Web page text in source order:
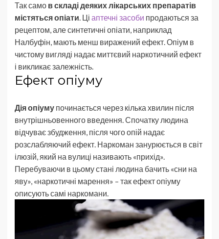
Так само в складі деяких лікарських препаратів
містяться опіати. Ці аптечні засоби продаються за
рецептом, але синтетичні опіати, наприклад
Налбуфін, мають менш виражений ефект. Опіум в
чистому вигляді надає миттєвий наркотичний ефект
і викликає залежність.
Ефект опіуму
Дія опіуму починається через кілька хвилин після
внутрішньовенного введення. Спочатку людина
відчуває збудження, після чого опій надає
розслабляючий ефект. Наркоман занурюється в світ
ілюзій, який на вулиці називають «прихід».
Перебуваючи в цьому стані людина бачить «сни на
яву», «наркотичні марення» – так ефект опіуму
описують самі наркомани.